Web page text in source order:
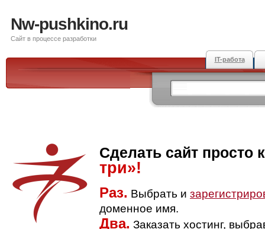
Nw-pushkino.ru
Сайт в процессе разработки
IT-работа
Сделать сайт просто
три»!
Раз. Выбрать и
доменное имя.
Два. Заказать хостинг,